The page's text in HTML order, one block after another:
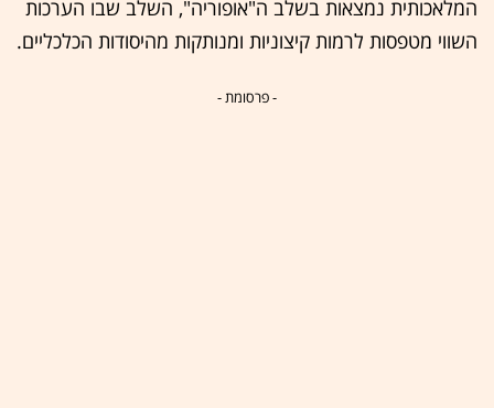
המלאכותית נמצאות בשלב ה"אופוריה", השלב שבו הערכות
השווי מטפסות לרמות קיצוניות ומנותקות מהיסודות הכלכליים.
- פרסומת -